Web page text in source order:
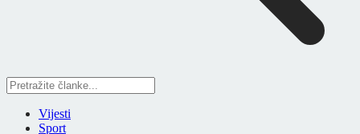
Vijesti
Sport